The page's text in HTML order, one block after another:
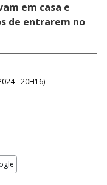
em casa e
de entrarem no
- 20H16)